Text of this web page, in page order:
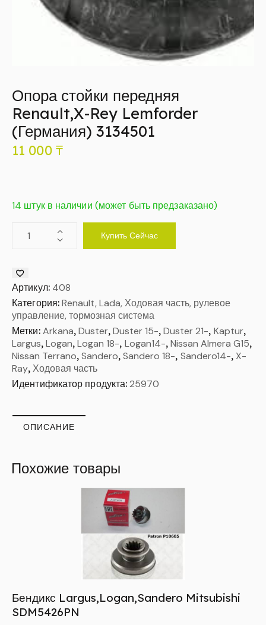
Опора стойки передняя
Renault,X-Rey Lemforder
(Германия) 3134501
11 000 ₸
14 штук в наличии (может быть предзаказано)
Купить Сейчас
Артикул: 408
Категория:Renault, Lada, Ходовая часть, рулевое
управление, тормозная система
Метки: Arkana, Duster,Duster 15-,Duster 21-, Kaptur,
Largus,Logan,Logan 18-, Logan14-, Nissan Almera G15,
Nissan Terrano,Sandero,Sandero 18-, Sandero14-, X-
Ray, Ходовая часть
Идентификатор продукта:25970
ОПИСАНИЕ
Похожие товары
Бендикс Largus,Logan,Sandero Mitsubishi
SDM5426PN